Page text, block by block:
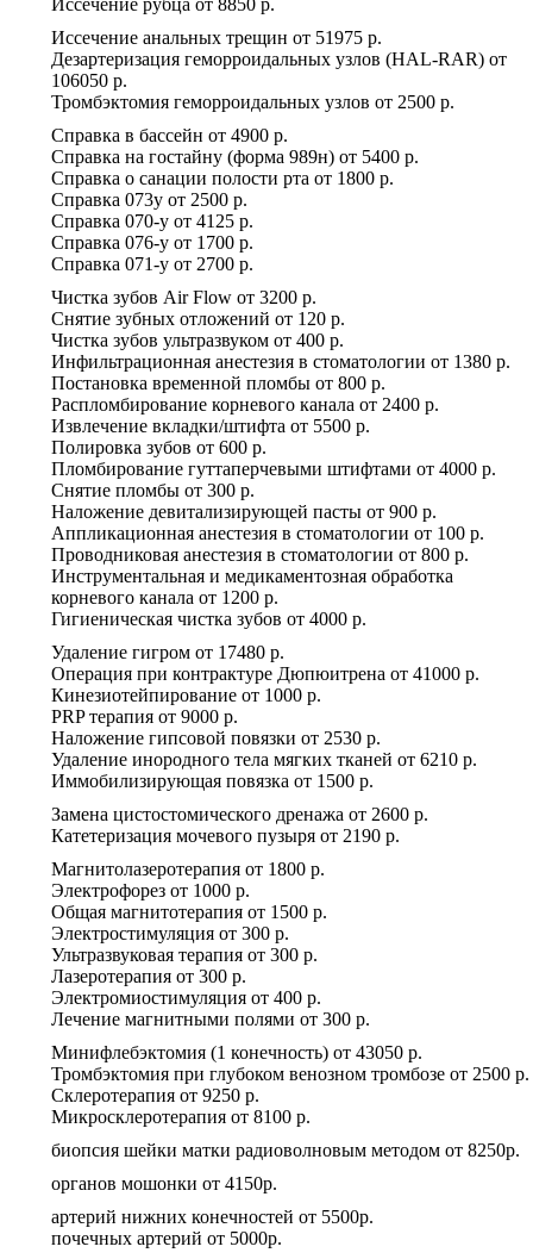
Иссечение анальных трещин от 51975 р.
Дезартеризация геморроидальных узлов (HAL-RAR) от
106050 р.
Тромбэктомия геморроидальных узлов от 2500 р.
Справка в бассейн от 4900 р.
Справка на гостайну (форма 989н) от 5400 р.
Справка о санации полости рта от 1800 р.
Справка 073у от 2500 р.
Справка 070-у от 4125 р.
Справка 076-у от 1700 р.
Справка 071-у от 2700 р.
Чистка зубов Air Flow от 3200 р.
Снятие зубных отложений от 120 р.
Чистка зубов ультразвуком от 400 р.
Инфильтрационная анестезия в стоматологии от 1380 р.
Постановка временной пломбы от 800 р.
Распломбирование корневого канала от 2400 р.
Извлечение вкладки/штифта от 5500 р.
Полировка зубов от 600 р.
Пломбирование гуттаперчевыми штифтами от 4000 р.
Снятие пломбы от 300 р.
Наложение девитализирующей пасты от 900 р.
Аппликационная анестезия в стоматологии от 100 р.
Проводниковая анестезия в стоматологии от 800 р.
Инструментальная и медикаментозная обработка
корневого канала от 1200 р.
Гигиеническая чистка зубов от 4000 р.
Удаление гигром от 17480 р.
Операция при контрактуре Дюпюитрена от 41000 р.
Кинезиотейпирование от 1000 р.
PRP терапия от 9000 р.
Наложение гипсовой повязки от 2530 р.
Удаление инородного тела мягких тканей от 6210 р.
Иммобилизирующая повязка от 1500 р.
Замена цистостомического дренажа от 2600 р.
Катетеризация мочевого пузыря от 2190 р.
Магнитолазеротерапия от 1800 р.
Электрофорез от 1000 р.
Общая магнитотерапия от 1500 р.
Электростимуляция от 300 р.
Ультразвуковая терапия от 300 р.
Лазеротерапия от 300 р.
Электромиостимуляция от 400 р.
Лечение магнитными полями от 300 р.
Минифлебэктомия (1 конечность) от 43050 р.
Тромбэктомия при глубоком венозном тромбозе от 2500 р.
Склеротерапия от 9250 р.
Микросклеротерапия от 8100 р.
биопсия шейки матки радиоволновым методом от 8250р.
органов мошонки от 4150р.
артерий нижних конечностей от 5500р.
почечных артерий от 5000р.